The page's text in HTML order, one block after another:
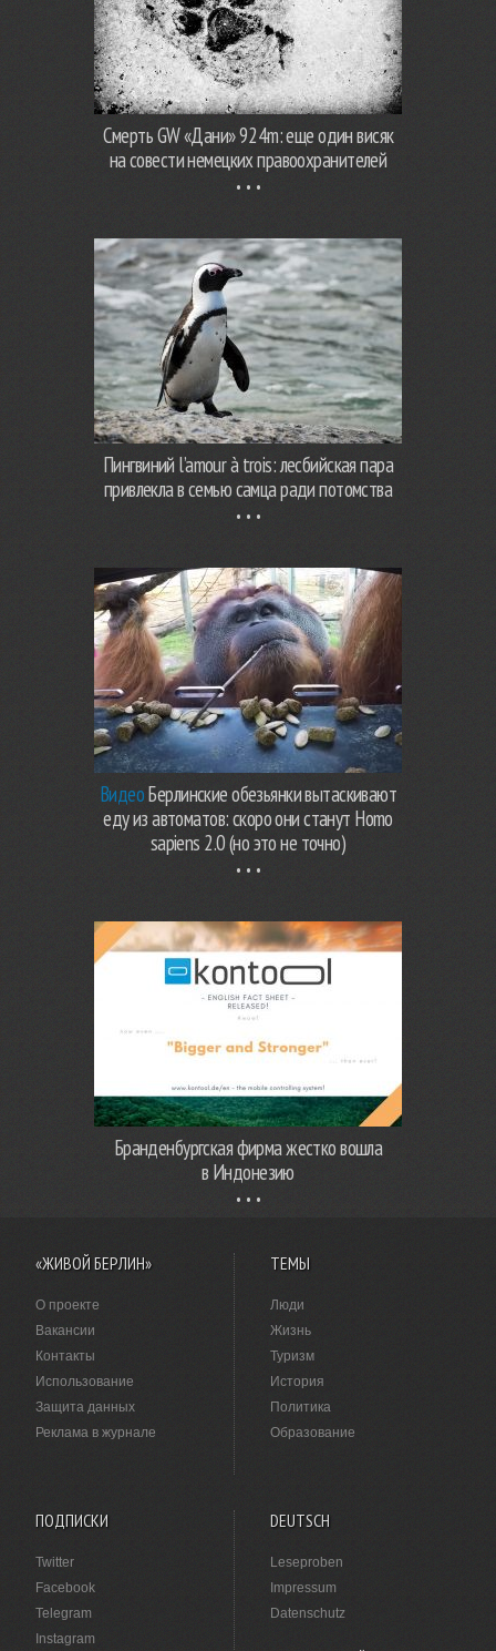
Смерть GW «Дани» 924m: еще один висяк
на совести немецких правоохранителей
Пингвиний l’amour à trois: лесбийская пара
привлекла в семью самца ради потомства
ВидеоБерлинские обезьянки вытаскивают
еду из автоматов: скоро они станут Homo
sapiens 2.0 (но это не точно)
Бранденбургская фирма жестко вошла
в Индонезию
«ЖИВОЙ БЕРЛИН»
О проекте
Вакансии
Контакты
Использование
Защита данных
Реклама в журнале
ТЕМЫ
Люди
Жизнь
Туризм
История
Политика
Образование
ПОДПИСКИ
Twitter
Facebook
Telegram
Instagram
DEUTSCH
Leseproben
Impressum
Datenschutz